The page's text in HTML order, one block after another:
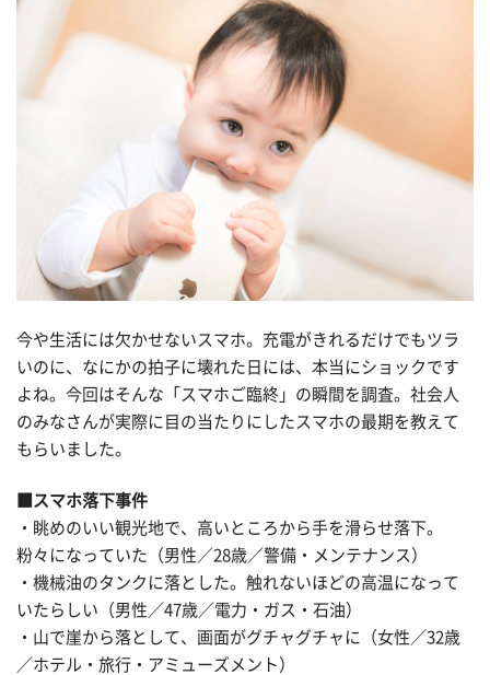
今や生活には欠かせないスマホ。充電がきれるだけでもツラ
いのに、なにかの拍子に壊れた日には、本当にショックです
よね。今回はそんな「スマホご臨終」の瞬間を調査。社会人
のみなさんが実際に目の当たりにしたスマホの最期を教えて
もらいました。
■スマホ落下事件
・眺めのいい観光地で、高いところから手を滑らせ落下。
粉々になっていた（男性／28歳／警備・メンテナンス）
・機械油のタンクに落とした。触れないほどの高温になって
いたらしい（男性／47歳／電力・ガス・石油）
・山で崖から落として、画面がグチャグチャに（女性／32歳
／ホテル・旅行・アミューズメント）